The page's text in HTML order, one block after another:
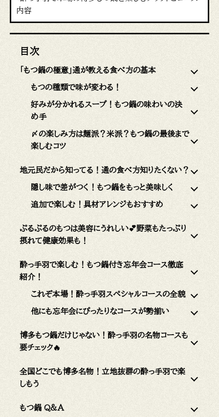
内容
目次
「もつ鍋の極意」通が教える食べ方の基本
もつの種類で味が変わる！
好みが分かれるスープ！もつ鍋の味わいの決
め手
〆の楽しみ方は麺派？米派？もつ鍋の最後まで
楽しむコツ
地元民だから知ってる！通の食べ方知りたくない？
隠し味で差がつく！もつ鍋をもっと美味しく
追加で楽しむ！具材アレンジもおすすめ
ぷるぷるのもつは美容にうれしい💕野菜もたっぷり
摂れて健康効果も！
酔っ手羽で楽しむ！もつ鍋付き忘年会コース徹底
紹介！
これぞ本場！酔っ手羽スペシャルコースの全貌
他にも忘年会にぴったりなコースが勢揃い
博多もつ鍋だけじゃない！酔っ手羽の名物コースも
要チェック🔥
全国どこでも博多名物！立地抜群の酔っ手羽で楽
しもう
もつ鍋 Q&A